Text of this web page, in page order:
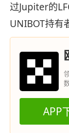
过Jupiter的
UNIBOT持有
APP